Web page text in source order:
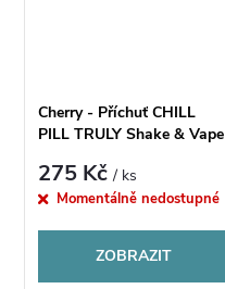
Cherry - Příchuť CHILL
PILL TRULY Shake & Vape
275 Kč/ ks
Momentálně nedostupné
ZOBRAZIT